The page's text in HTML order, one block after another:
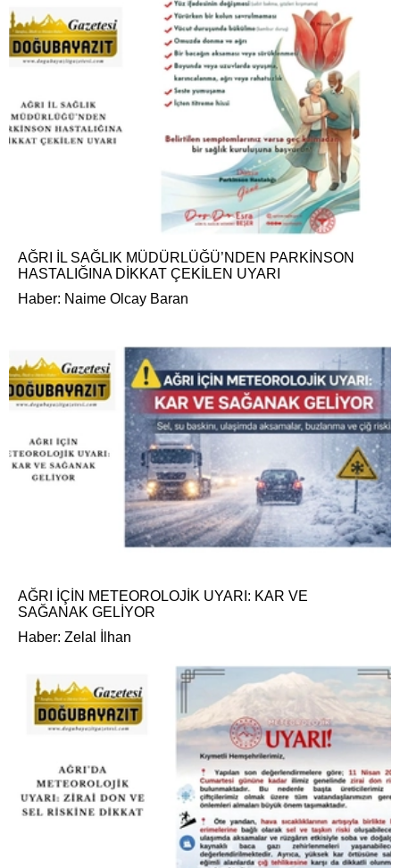
AĞRI İL SAĞLIK MÜDÜRLÜĞÜ’NDEN PARKİNSON
HASTALIĞINA DİKKAT ÇEKİLEN UYARI
Haber: Naime Olcay Baran
AĞRI İÇİN METEOROLOJİK UYARI: KAR VE
SAĞANAK GELİYOR
Haber: Zelal İlhan